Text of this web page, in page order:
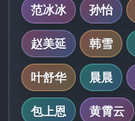
范冰冰
孙怡
赵美延
韩雪
叶舒华
晨晨
包上恩
黄霄云